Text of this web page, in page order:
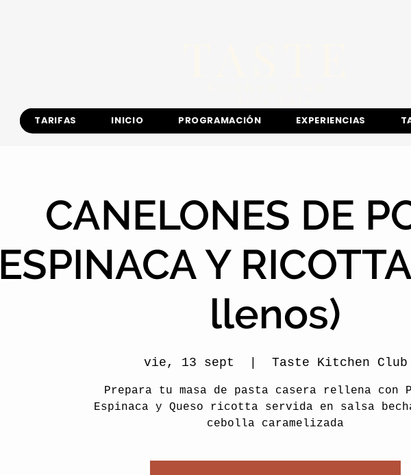
TARIFAS INICIO PROGRAMACIÓN EXPERIENCIAS
CANELONES DE
ESPINACA Y
llenos)
vie, 13 sept Taste Kitchen Club
Prepara tu masa de pasta casera rellena con
Espinaca y Queso ricotta servida en salsa
cebolla caramelizada